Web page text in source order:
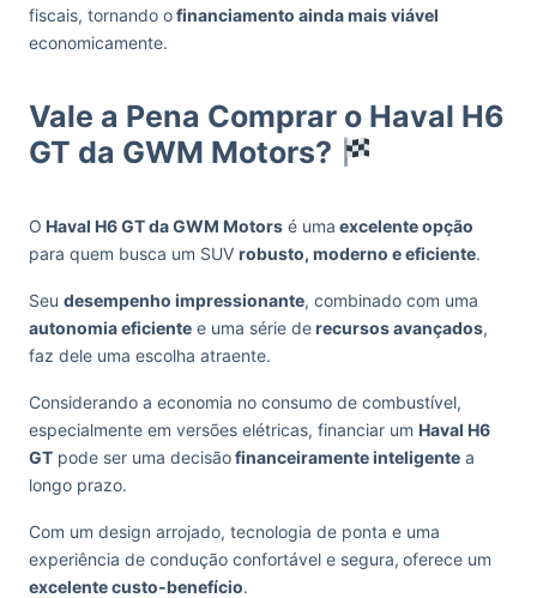
fiscais, tornando ofinanciamento ainda mais viável
economicamente.
Vale a Pena Comprar o Haval H6
GT da GWM Motors?
O Haval H6 GT da GWM Motors é uma excelente opção
para quem busca um SUV robusto, moderno e eficiente.
Seu desempenho impressionante, combinado com uma
autonomia eficiente e uma série derecursos avançados,
faz dele uma escolha atraente.
Considerando a economia no consumo de combustível,
especialmente em versões elétricas, financiar um Haval H6
GT pode ser uma decisãofinanceiramente inteligente a
longo prazo.
Com um design arrojado, tecnologia de ponta e uma
experiência de condução confortável e segura, oferece um
excelente custo-benefício.